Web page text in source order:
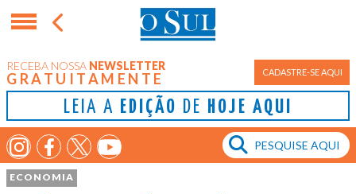
RECEBA NOSSA NEWSLETTER
GRATUITAMENTE CADASTRE-SE AQUI
LEIA A EDIÇÃO DE HOJE AQUI
ECONOMIA